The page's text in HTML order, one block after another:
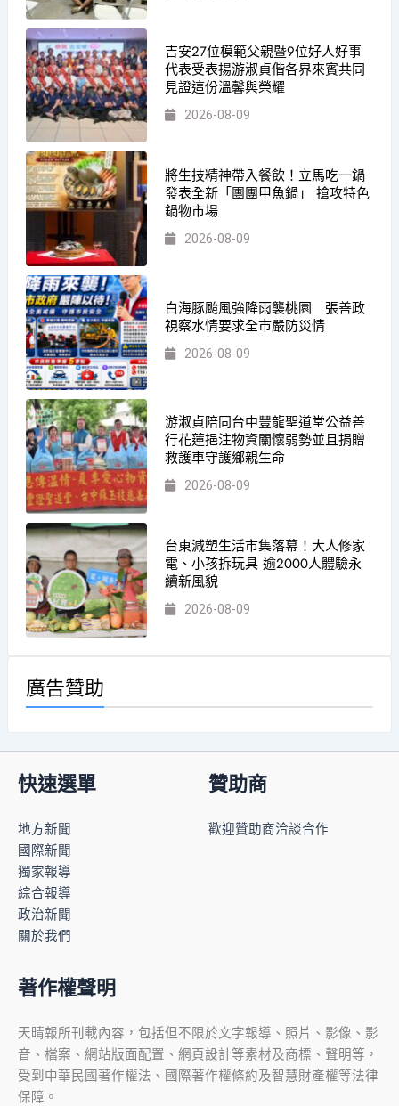
吉安27位模範父親暨9位好人好事
代表受表揚游淑貞偕各界來賓共同
見證這份溫馨與榮耀
2026-08-09
將生技精神帶入餐飲！立馬吃一鍋
發表全新「團團甲魚鍋」 搶攻特色
鍋物市場
2026-08-09
白海豚颱風強降雨襲桃園 張善政
視察水情要求全市嚴防災情
2026-08-09
游淑貞陪同台中豐龍聖道堂公益善
行花蓮挹注物資關懷弱勢並且捐贈
救護車守護鄉親生命
2026-08-09
台東減塑生活市集落幕！大人修家
電、小孩拆玩具 逾2000人體驗永
續新風貌
2026-08-09
廣告贊助
快速選單
地方新聞
國際新聞
獨家報導
綜合報導
政治新聞
關於我們
贊助商
歡迎贊助商洽談合作
著作權聲明
天晴報所刊載內容，包括但不限於文字報導、照片、影像、影
音、檔案、網站版面配置、網頁設計等素材及商標、聲明等，
受到中華民國著作權法、國際著作權條約及智慧財產權等法律
保障。